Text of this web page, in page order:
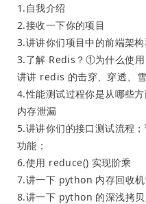
1.自我介绍
2.接收一下你的项目
3.讲讲你们项目中的前端架
3.了解 Redis？①为什么使
讲讲 redis 的击穿、穿透、
4.性能测试过程你是从哪些
内存泄漏
5.讲讲你们的接口测试流程
功能；
6.使用 reduce() 实现阶乘
7.讲一下 python 内存回收
8.讲一下 python 的深浅拷贝